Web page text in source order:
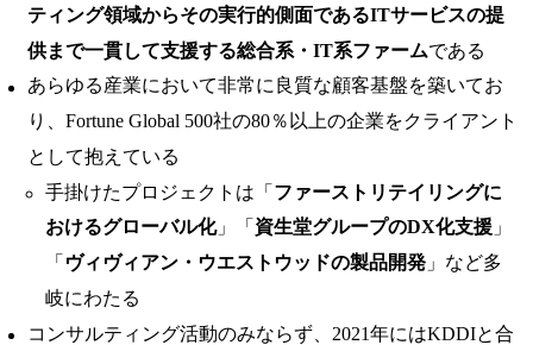
ティング領域からその実行的側面であるITサービスの提
供まで一貫して支援する総合系・IT系ファームである
あらゆる産業において非常に良質な顧客基盤を築いてお
り、Fortune Global 500社の80％以上の企業をクライアント
として抱えている
手掛けたプロジェクトは「 ファーストリテイリングに
おけるグローバル化」「 資生堂グループのDX化支援 」
「 ヴィヴィアン・ウエストウッドの製品開発 」など多
岐にわたる
コンサルティング活動のみならず、2021年にはKDDIと合